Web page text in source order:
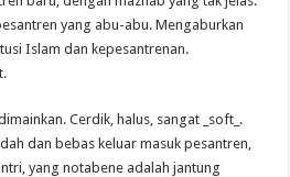
yang abu-abu. Mengaburkan
Islam dan kepesantrenan.
Cerdik, halus, sangat _soft_.
dan bebas keluar masuk pesantren,
yang notabene adalah jantung